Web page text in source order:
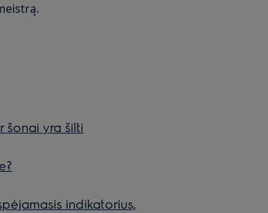
šonai yra šilti
indikatorius,